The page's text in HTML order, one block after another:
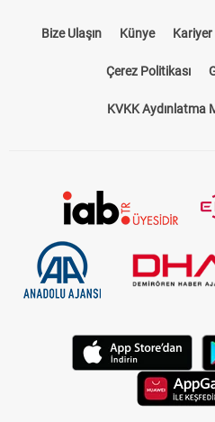
Bize Ulaşın Künye Kariyer
Çerez Politikası
KVKK Aydınlatma